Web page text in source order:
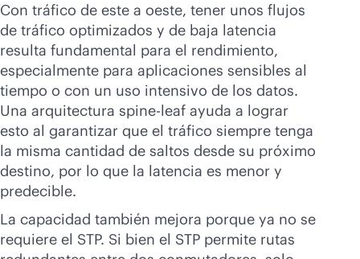
Con tráfico de este a oeste, tener unos flujos
de tráfico optimizados y de baja latencia
resulta fundamental para el rendimiento,
especialmente para aplicaciones sensibles al
tiempo o con un uso intensivo de los datos.
Una arquitectura spine-leaf ayuda a lograr
esto al garantizar que el tráfico siempre tenga
la misma cantidad de saltos desde su próximo
destino, por lo que la latencia es menor y
predecible.
La capacidad también mejora porque ya no se
requiere el STP. Si bien el STP permite rutas